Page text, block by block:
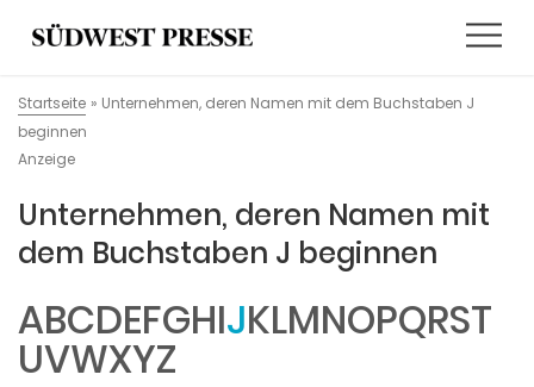
Startseite » Unternehmen, deren Namen mit dem Buchstaben J
beginnen
Anzeige
Unternehmen, deren Namen mit
dem Buchstaben J beginnen
ABCDEFGHIJKLMNOPQRST
UVWXYZ